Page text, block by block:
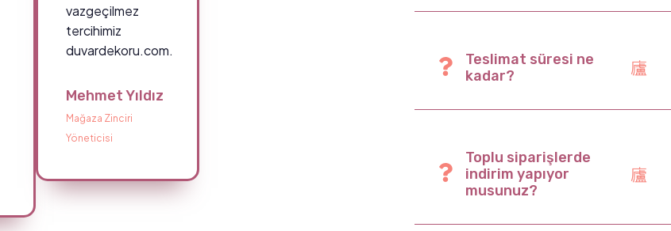
vazgeçilmez
tercihimiz
duvardekoru.com.
Mehmet Yıldız
Mağaza Zinciri
Yöneticisi
Teslimat süresi ne
kadar?
Toplu siparişlerde
indirim yapıyor
musunuz?